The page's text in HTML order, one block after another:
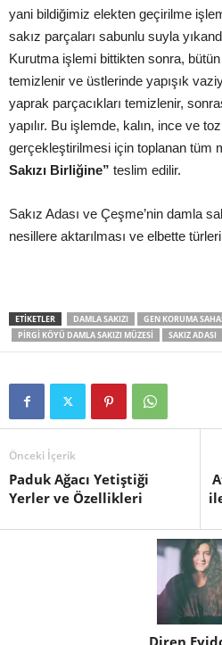
yani bildiğimiz elekten geçirilme
sakız parçaları sabunlu suyla
Kurutma işlemi bittikten sonra,
temizlenir ve üstlerinde yapışık
yaprak parçacıkları temizlenir,
yapılır. Bu işlemde, kalın, ince ve
gerçekleştirilmesi için toplanan tüm
Sakızı Birliğine” teslim edilir.
Sakız Adası ve Çeşme’nin damla
nesillere aktarılması ve elbette
ETIKETLER DAMLA SAKIZI GEN KORUMA
PIRGI KÖYÜ DAMLA SAKIZI MÜZESI
SAKIZ ADASI
Önceki İçerik
Paduk Ağacı Yetiştiği
Yerler ve Özellikleri
Diren